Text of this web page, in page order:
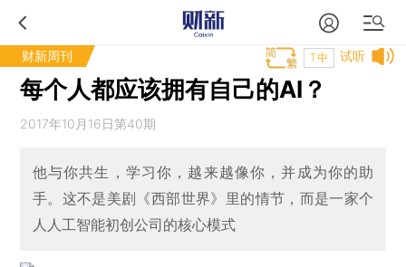
财新周刊 试听
T中
每个人都应该拥有自己的AI？
2017年10月16日第40期
他与你共生，学习你，越来越像你，并成为你的助
手。这不是美剧《西部世界》里的情节，而是一家个
人人工智能初创公司的核心模式